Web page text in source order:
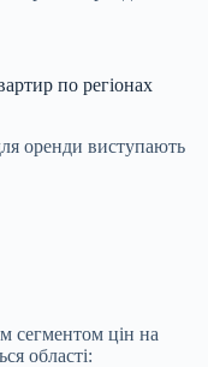
по регіонах
оренди виступають
сегментом цін на
області: